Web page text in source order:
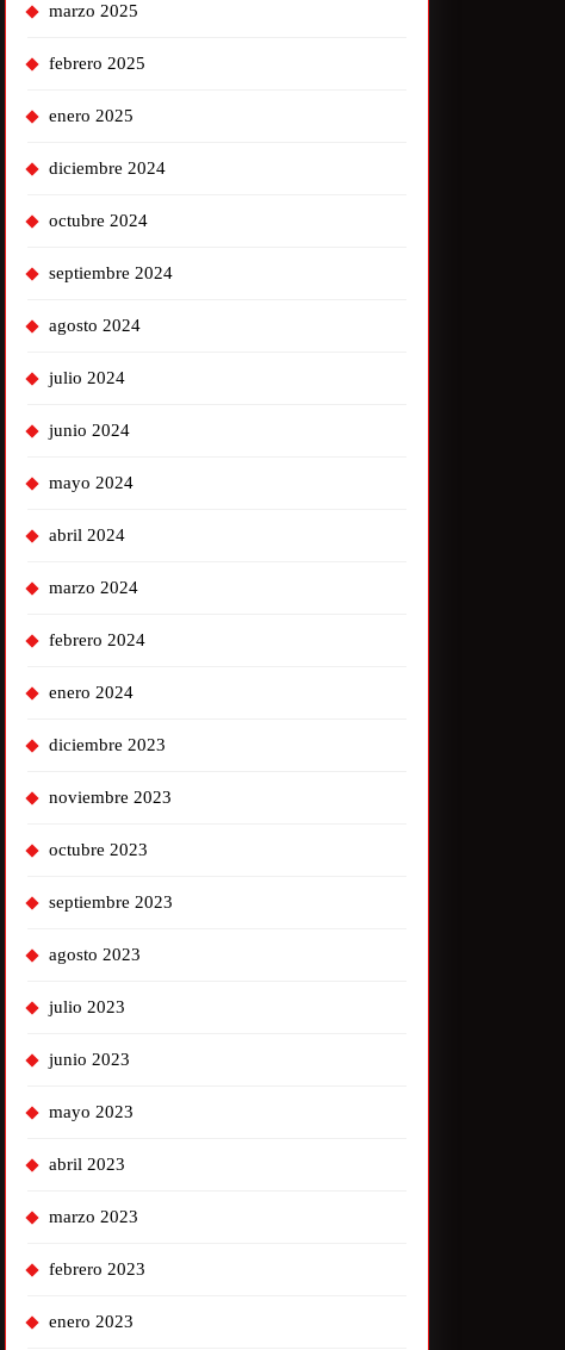
marzo 2025
febrero 2025
enero 2025
diciembre 2024
octubre 2024
septiembre 2024
agosto 2024
julio 2024
junio 2024
mayo 2024
abril 2024
marzo 2024
febrero 2024
enero 2024
diciembre 2023
noviembre 2023
octubre 2023
septiembre 2023
agosto 2023
julio 2023
junio 2023
mayo 2023
abril 2023
marzo 2023
febrero 2023
enero 2023